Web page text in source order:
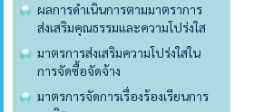
ผลการดำเนินการตามมาตราการ
ส่งเสริมคุณธรรมและความโปร่งใส
มาตรการส่งเสริมความโปร่งใสใน
การจัดซื้อจัดจ้าง
มาตรการจัดการเรื่องร้องเรียนการ